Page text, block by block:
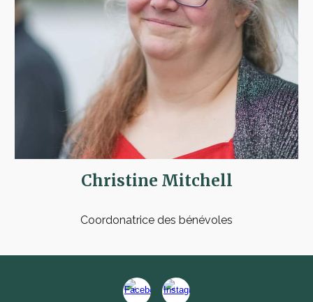
Christine Mitchell
Coordonatrice des bénévoles